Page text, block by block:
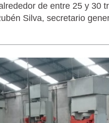
de entre 25 y 30
Silva, secretario